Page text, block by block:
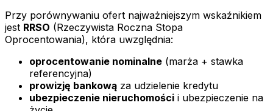
Przy porównywaniu ofert najważniejszym wskaźnikiem
jest RRSO (Rzeczywista Roczna Stopa
Oprocentowania), która uwzględnia:
oprocentowanie nominalne (marża + stawka
referencyjna)
prowizję bankową za udzielenie kredytu
ubezpieczenie nieruchomości i ubezpieczenie na